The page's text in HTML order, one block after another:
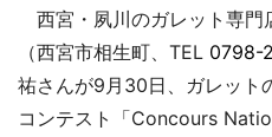
西宮・夙川のガレット専門
（西宮市相生町、TEL 0798-
祐さんが9月30日、ガレット
コンテスト「Concours